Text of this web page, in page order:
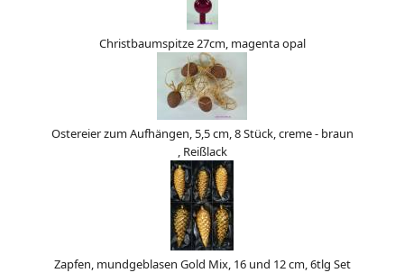
Christbaumspitze 27cm, magenta opal
Ostereier zum Aufhängen, 5,5 cm, 8 Stück, creme - braun
, Reißlack
Zapfen, mundgeblasen Gold Mix, 16 und 12 cm, 6tlg Set